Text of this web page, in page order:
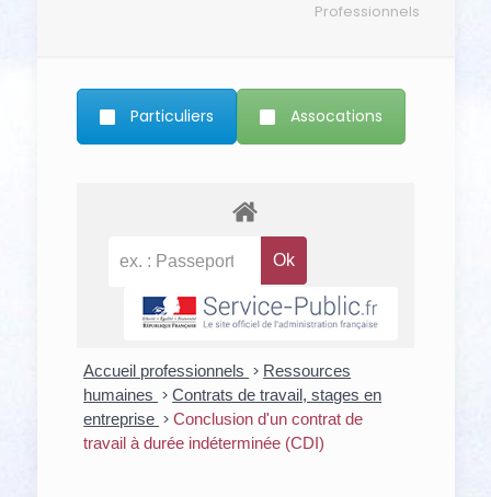
Professionnels
Particuliers Assocations
Accueil professionnels > Ressources
humaines > Contrats de travail, stages en
entreprise > Conclusion d'un contrat de
travail à durée indéterminée (CDI)